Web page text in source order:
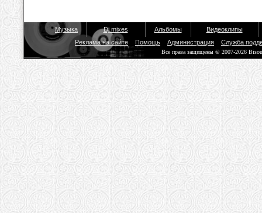
Музыка Dj mixes Альбомы
Видеоклипы
Реклама на сайте
Помощь Администрация Служба
Все права защищены © 2007-2026